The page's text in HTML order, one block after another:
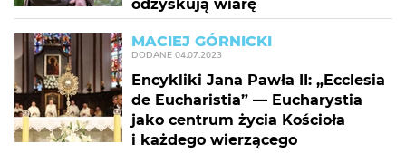
odzyskują wiarę
MACIEJ GÓRNICKI
DODANE 04.07.2023
Encykliki Jana Pawła II: „Ecclesia
de Eucharistia” — Eucharystia
jako centrum życia Kościoła
i każdego wierzącego